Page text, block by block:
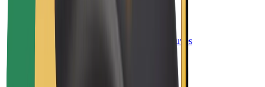
„Bolt Food“ restoranai ir parduotuvės
Automobilių nuomos parkai
Franšizės